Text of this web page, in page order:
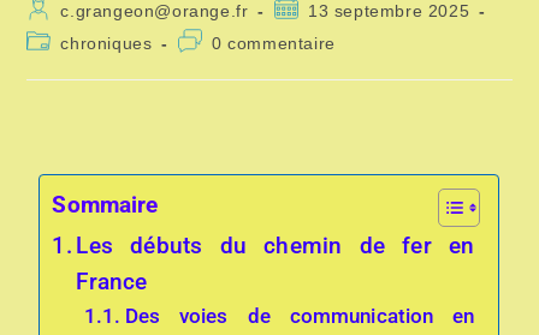
c.grangeon@orange.fr
13 septembre 2025
chroniques
0 commentaire
Sommaire
Les débuts du chemin de fer en
France
Des voies de communication en